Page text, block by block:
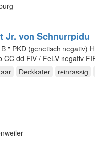
Jr. von Schnurrpidu
Chocolate)
Deckkater reinrassig